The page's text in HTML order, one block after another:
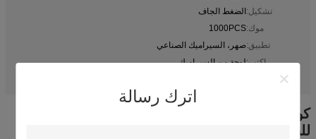
اترك رسالة
تشكيل:الضغط الجاف
موك:1000PCS
تطبيق:صهر، السيراميك الصناعي
اكتب:لوحة من السيراميك
تسليط الضوء:
للبيع